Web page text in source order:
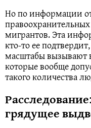
Но по информации
правоохранительных
мигрантов. Эта
кто-то ее
масштабы вызывают
которые вообще
такого количества
грядущее